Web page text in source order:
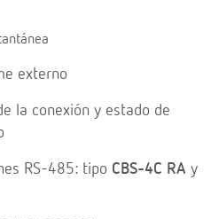
externo
la conexión y estado de
RS-485: tipo CBS-4C RA y